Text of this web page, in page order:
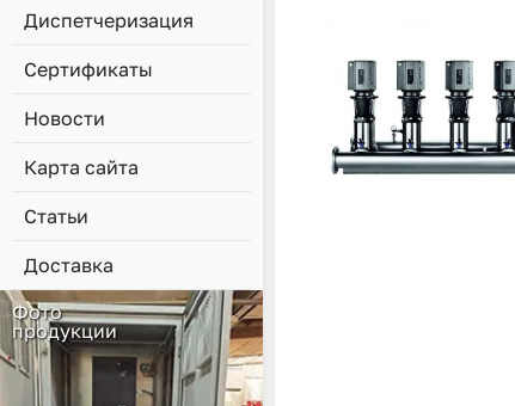
Диспетчеризация
Сертификаты
Новости
Карта сайта
Статьи
Доставка
Фото
продукции